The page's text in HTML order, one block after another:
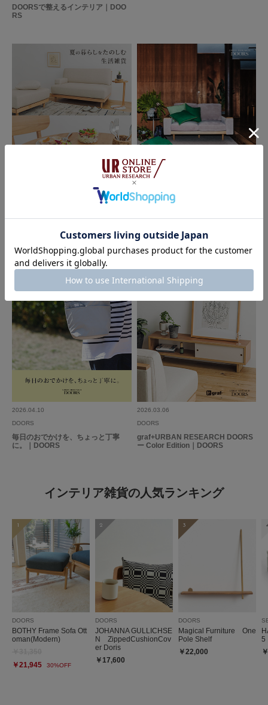
DOORSで整えるインテリア｜DOO
RS
2026.05.01
y Home
2026.04.10
DOORS
毎日のおでかけを、ちょっと丁寧
に。｜DOORS
2026.03.06
DOORS
graf+URBAN RESEARCH DOORS
ー Color Edition｜DOORS
インテリア雑貨の人気ランキング
1
DOORS
BOTHY Frame Sofa Ott
oman(Modern)
￥21,945
30%OFF
2
DOORS
JOHANNA GULLICHSE
N ZippedCushionCov
er Doris
￥17,600
3
DOORS
Magical Furniture One
Pole Shelf
￥22,000
5